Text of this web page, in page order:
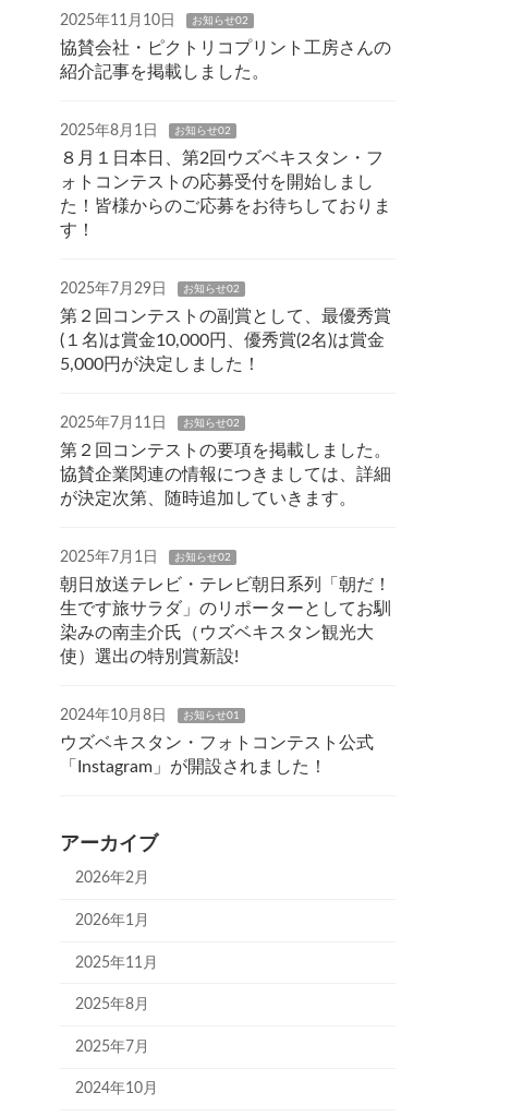
2025年11月10日 お知らせ02
協賛会社・ピクトリコプリント工房さんの
紹介記事を掲載しました。
2025年8月1日 お知らせ02
８月１日本日、第2回ウズベキスタン・フ
ォトコンテストの応募受付を開始しまし
た！皆様からのご応募をお待ちしておりま
す！
2025年7月29日 お知らせ02
第２回コンテストの副賞として、最優秀賞
(１名)は賞金10,000円、優秀賞(2名)は賞金
5,000円が決定しました！
2025年7月11日 お知らせ02
第２回コンテストの要項を掲載しました。
協賛企業関連の情報につきましては、詳細
が決定次第、随時追加していきます。
2025年7月1日 お知らせ02
朝日放送テレビ・テレビ朝日系列「朝だ！
生です旅サラダ」のリポーターとしてお馴
染みの南圭介氏（ウズベキスタン観光大
使）選出の特別賞新設!
2024年10月8日 お知らせ01
ウズベキスタン・フォトコンテスト公式
「Instagram」が開設されました！
アーカイブ
2026年2月
2026年1月
2025年11月
2025年8月
2025年7月
2024年10月